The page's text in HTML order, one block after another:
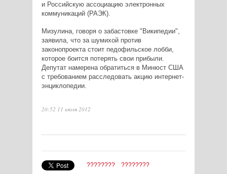
и Российскую ассоциацию электронных
коммуникаций (РАЭК).
Мизулина, говоря о забастовке "Википедии",
заявила, что за шумихой против
законопроекта стоит педофильское лобби,
которое боится потерять свои прибыли.
Депутат намерена обратиться в Минюст США
с требованием расследовать акцию интернет-
энциклопедии.
20:52 11 июля 2012
???????? ????????